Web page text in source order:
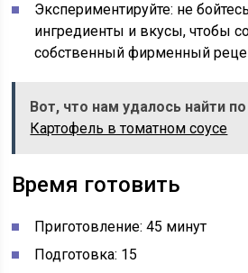
Экспериментируйте: не
ингредиенты и вкусы, чтобы
собственный фирменный
Вот, что нам удалось найти
Картофель в томатном соусе
Время готовить
Приготовление: 45 минут
Подготовка: 15